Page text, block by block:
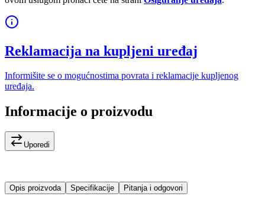
Reklamacija na kupljeni uređaj
Informišite se o mogućnostima povrata i reklamacije kupljenog
uređaja.
Informacije o proizvodu
Uporedi
Opis proizvoda Specifikacije Pitanja i odgovori